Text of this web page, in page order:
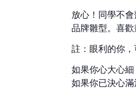
放心！同學不
品牌雛型。喜
註：眼利的你
如果你心大心
如果你已決心